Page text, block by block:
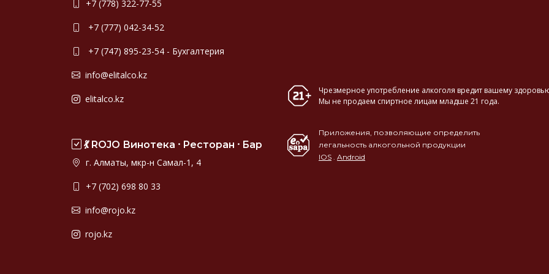
+7 (778) 322-77-55
+7 (777) 042-34-52
+7 (747) 895-23-54 - Бухгалтерия
info@elitalco.kz
elitalco.kz
💃 ROJO Винотека ⸱ Ресторан ⸱ Бар
г. Алматы, мкр-н Самал-1, 4
+7 (702) 698 80 33
info@rojo.kz
rojo.kz
Чрезмерное употребление алкоголя вредит вашему
Мы не продаем спиртное лицам младше 21 года.
Приложения, позволяющие определить
легальность алкогольной продукции
IOS . Android